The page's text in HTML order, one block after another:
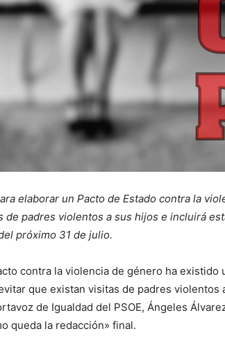
elaborar un Pacto de Estado contra la
padres violentos a sus hijos e incluirá
próximo 31 de julio.
contra la violencia de género ha existido
que existan visitas de padres violentos
de Igualdad del PSOE, Ángeles
queda la redacción» final.